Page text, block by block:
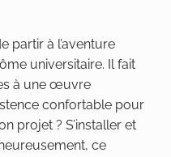
partir à l’aventure
universitaire. Il fait
à une œuvre
confortable pour
projet ? S’installer et
ce